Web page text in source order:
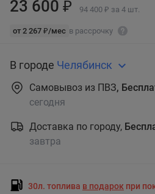
23 600 ₽ 94 400 ₽ за 4 шт.
от 2 267 ₽/мес в рассрочку
В городе Челябинск
Самовывоз из ПВЗ,
сегодня
Доставка по городу,
завтра
30л. топлива в подарок при